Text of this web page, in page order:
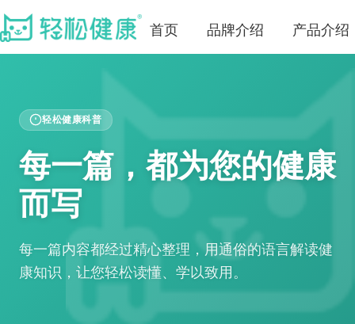
首页 品牌介绍 产品介绍
轻松健康科普
每一篇，都为您的健康
而写
每一篇内容都经过精心整理，用通俗的语言解读健
康知识，让您轻松读懂、学以致用。